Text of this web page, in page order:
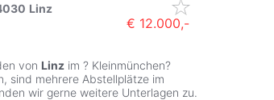
Linz
€ 12.000,-
von Linz im ? Kleinmünchen?
sind mehrere Abstellplätze im
wir gerne weitere Unterlagen zu.